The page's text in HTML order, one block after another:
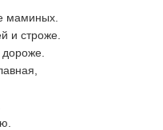
маминых.
и строже.